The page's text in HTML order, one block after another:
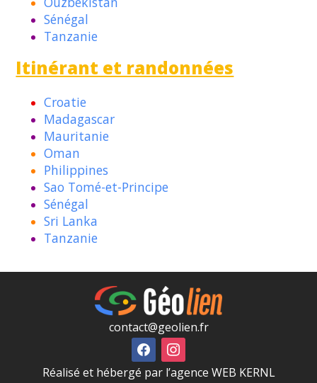
Sénégal
Tanzanie
Itinérant et randonnées
Croatie
Madagascar
Mauritanie
Oman
Philippines
Sao Tomé-et-Principe
Sénégal
Sri Lanka
Tanzanie
contact@geolien.fr
Réalisé et hébergé par l’agence WEB KERNL